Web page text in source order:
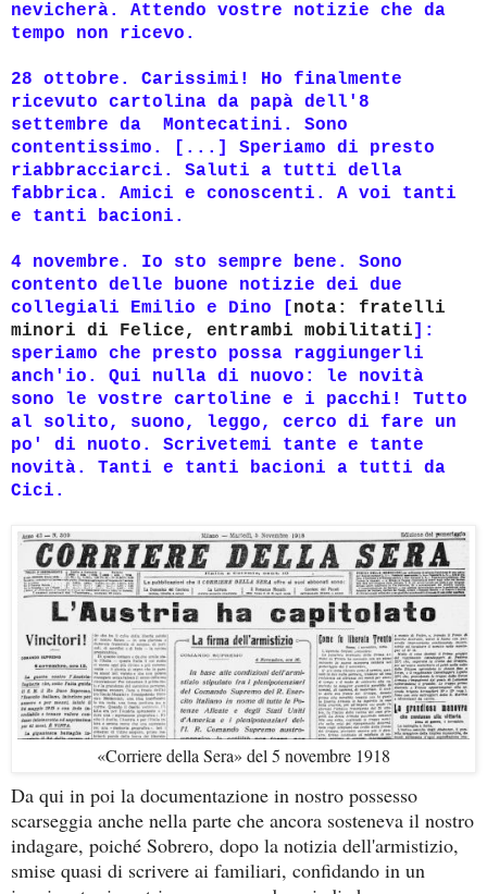
nevicherà. Attendo vostre notizie che da
tempo non ricevo.
28 ottobre. Carissimi! Ho finalmente
ricevuto cartolina da papà dell'8
settembre da Montecatini. Sono
contentissimo. [...] Speriamo di presto
riabbracciarci. Saluti a tutti della
fabbrica. Amici e conoscenti. A voi tanti
e tanti bacioni.
4 novembre. Io sto sempre bene. Sono
contento delle buone notizie dei due
collegiali Emilio e Dino [nota: fratelli
minori di Felice, entrambi mobilitati]:
speriamo che presto possa raggiungerli
anch'io. Qui nulla di nuovo: le novità
sono le vostre cartoline e i pacchi! Tutto
al solito, suono, leggo, cerco di fare un
po' di nuoto. Scrivetemi tante e tante
novità. Tanti e tanti bacioni a tutti da
Cici.
«Corriere della Sera» del 5 novembre 1918
Da qui in poi la documentazione in nostro possesso
scarseggia anche nella parte che ancora sosteneva il nostro
indagare, poiché Sobrero, dopo la notizia dell'armistizio,
smise quasi di scrivere ai familiari, confidando in un